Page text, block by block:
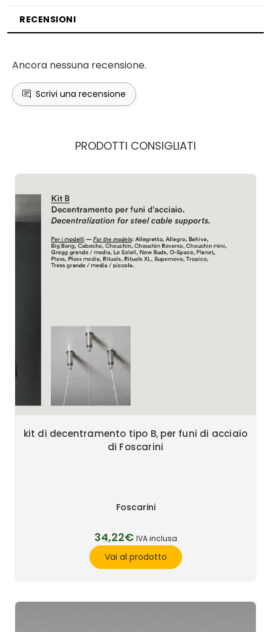
RECENSIONI
Ancora nessuna recensione.
Scrivi una recensione
PRODOTTI CONSIGLIATI
kit di decentramento tipo B, per funi di acciaio
di Foscarini
Foscarini
34,22€ IVA inclusa
Vai al prodotto